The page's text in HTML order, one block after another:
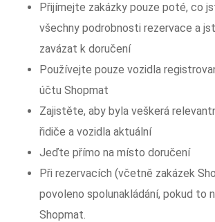
Přijímejte zakázky pouze poté, co
všechny podrobnosti rezervace a
zavázat k doručení
Používejte pouze vozidla
účtu Shopmat
Zajistěte, aby byla veškerá
řidiče a vozidla aktuální
Jeďte přímo na místo doručení
Při rezervacích (včetně zakázek
povoleno spolunakládání, pokud to
Shopmat.